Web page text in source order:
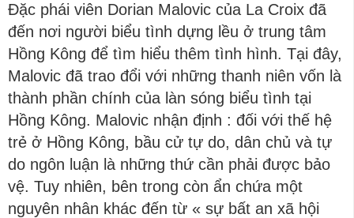
Đặc phái viên Dorian Malovic của La Croix đã
đến nơi người biểu tình dựng lều ở trung tâm
Hồng Kông để tìm hiểu thêm tình hình. Tại đây,
Malovic đã trao đổi với những thanh niên vốn là
thành phần chính của làn sóng biểu tình tại
Hồng Kông. Malovic nhận định : đối với thế hệ
trẻ ở Hồng Kông, bầu cử tự do, dân chủ và tự
do ngôn luận là những thứ cần phải được bảo
vệ. Tuy nhiên, bên trong còn ẩn chứa một
nguyên nhân khác đến từ « sự bất an xã hội